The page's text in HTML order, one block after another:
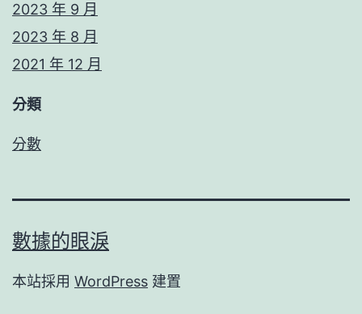
2023 年 9 月
2023 年 8 月
2021 年 12 月
分類
分數
數據的眼淚
本站採用 WordPress 建置